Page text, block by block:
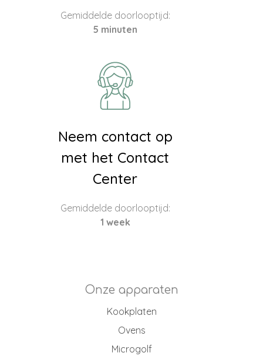
Gemiddelde doorlooptijd:
5 minuten
Neem contact op
met het Contact
Center
Gemiddelde doorlooptijd:
1 week
Onze apparaten
Kookplaten
Ovens
Microgolf